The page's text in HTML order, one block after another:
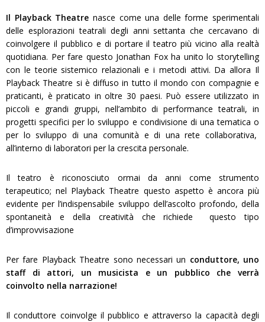
Il Playback Theatre nasce come una delle forme sperimentali
delle esplorazioni teatrali degli anni settanta che cercavano di
coinvolgere il pubblico e di portare il teatro più vicino alla realtà
quotidiana. Per fare questo Jonathan Fox ha unito lo storytelling
con le teorie sistemico relazionali e i metodi attivi. Da allora Il
Playback Theatre si è diffuso in tutto il mondo con compagnie e
praticanti, è praticato in oltre 30 paesi. Può essere utilizzato in
piccoli e grandi gruppi, nell’ambito di performance teatrali, in
progetti specifici per lo sviluppo e condivisione di una tematica o
per lo sviluppo di una comunità e di una rete collaborativa,
all’interno di laboratori per la crescita personale.
Il teatro è riconosciuto ormai da anni come strumento
terapeutico; nel Playback Theatre questo aspetto è ancora più
evidente per l’indispensabile sviluppo dell’ascolto profondo, della
spontaneità e della creatività che richiede questo tipo
d’improvvisazione
Per fare Playback Theatre sono necessari un conduttore, uno
staff di attori, un musicista e un pubblico che verrà
coinvolto nella narrazione!
Il conduttore coinvolge il pubblico e attraverso la capacità degli